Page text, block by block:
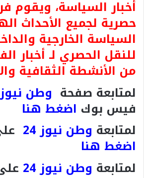
أخبار السياسة، ويقوم
حصرية لجميع الأحداث
السياسة الخارجية
للنقل الحصري لـ أخبار
من الأنشطة الثقافية
لمتابعة صفحة وطن نيوز
فيس بوك اضغط هنا
لمتابعة وطن نيوز 24
اضغط هنا
لمتابعة وطن نيوز 24